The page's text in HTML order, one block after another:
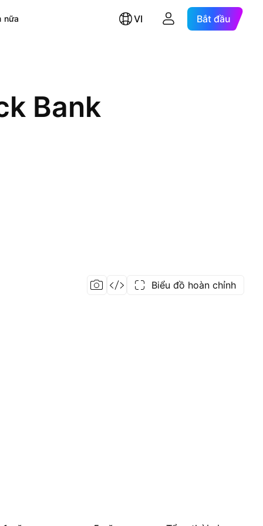
nữa VI Bắt đầu
Bank
Biểu đồ hoàn chỉnh